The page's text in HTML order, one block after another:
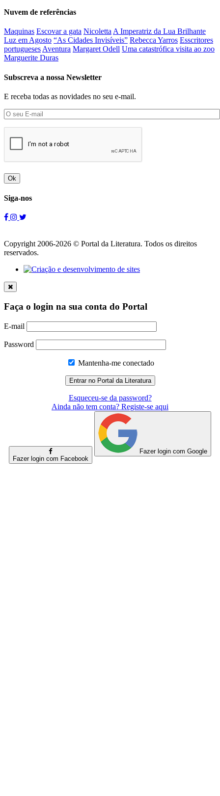
Nuvem de referências
Maquinas Escovar a gata Nicoletta A Imperatriz da Lua Brilhante
Luz em Agosto “As Cidades Invisíveis” Rebecca Yarros Esscritores
portugueses Aventura Margaret Odell Uma catastrófica visita ao zoo
Marguerite Duras
Subscreva a nossa Newsletter
E receba todas as novidades no seu e-mail.
Ok
Siga-nos
Copyright 2006-2026 © Portal da Literatura. Todos os direitos
reservados.
Faça o login na sua conta do Portal
E-mail
Password
Mantenha-me conectado
Esqueceu-se da password?
Ainda não tem conta? Registe-se aqui
Fazer login com Facebook
Fazer login com Google